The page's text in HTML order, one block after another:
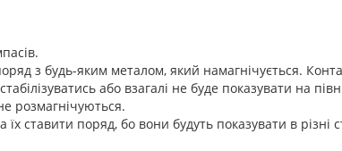
з будь-яким металом, який намагнічується.
або взагалі не буде показувати на
розмагнічуються.
ставити поряд, бо вони будуть показувати в різні